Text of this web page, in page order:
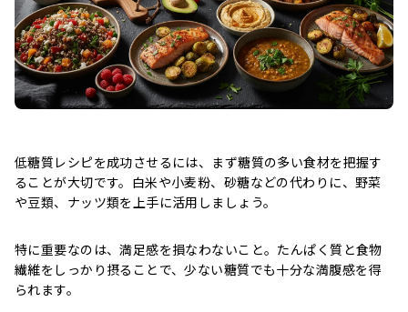
低糖質レシピを成功させるには、まず糖質の多い食材を把握す
ることが大切です。白米や小麦粉、砂糖などの代わりに、野菜
や豆類、ナッツ類を上手に活用しましょう。
特に重要なのは、満足感を損なわないこと。たんぱく質と食物
繊維をしっかり摂ることで、少ない糖質でも十分な満腹感を得
られます。